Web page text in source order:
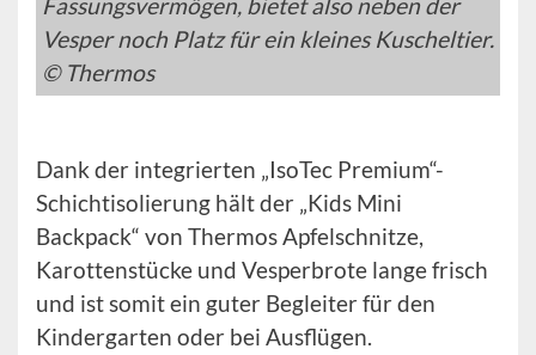
Fassungsvermögen, bietet also neben der
Vesper noch Platz für ein kleines Kuscheltier.
© Thermos
Dank der integrierten „IsoTec Premium“-
Schichtisolierung hält der „Kids Mini
Backpack“ von Thermos Apfelschnitze,
Karottenstücke und Vesperbrote lange frisch
und ist somit ein guter Begleiter für den
Kindergarten oder bei Ausflügen.